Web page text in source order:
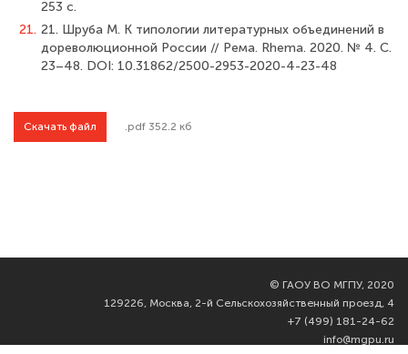
253 с.
21. 21. Шруба М. К типологии литературных объединений в
дореволюционной России // Рема. Rhema. 2020. № 4. С.
23–48. DOI: 10.31862/2500-2953-2020-4-23-48
Скачать файл .pdf 352.2 кб
© ГАОУ ВО МГПУ, 2020
129226, Москва, 2-й Сельскохозяйственный проезд, 4
+7 (499) 181-24-62
info@mgpu.ru